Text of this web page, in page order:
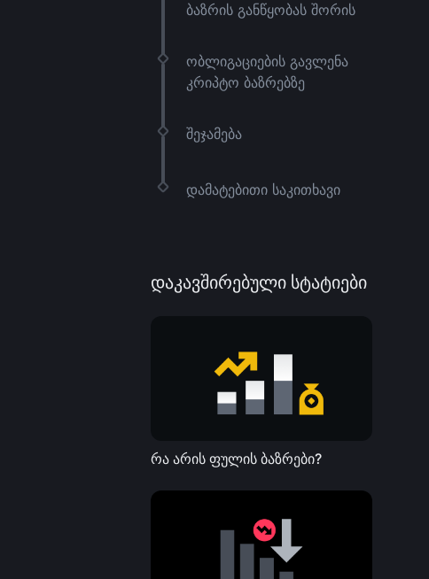
ბაზრის განწყობას შორის
ობლიგაციების გავლენა
კრიპტო ბაზრებზე
შეჯამება
დამატებითი საკითხავი
დაკავშირებული სტატიები
რა არის ფულის ბაზრები?